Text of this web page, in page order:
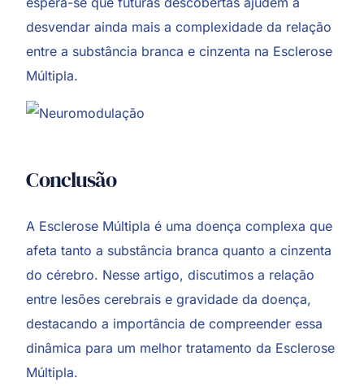
desvendar ainda mais a complexidade da relação
entre a substância branca e cinzenta na Esclerose
Múltipla.
Conclusão
A Esclerose Múltipla é uma doença complexa que
afeta tanto a substância branca quanto a cinzenta
do cérebro. Nesse artigo, discutimos a relação
entre lesões cerebrais e gravidade da doença,
destacando a importância de compreender essa
dinâmica para um melhor tratamento da Esclerose
Múltipla.